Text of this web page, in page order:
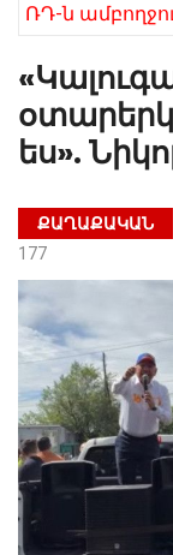
ՌԴ-ն ամբողջությամբ դադարեցրեց Հայաստանից ծիրանի ներմուծումը
ես».
ՔԱՂԱՔԱԿԱՆ
177